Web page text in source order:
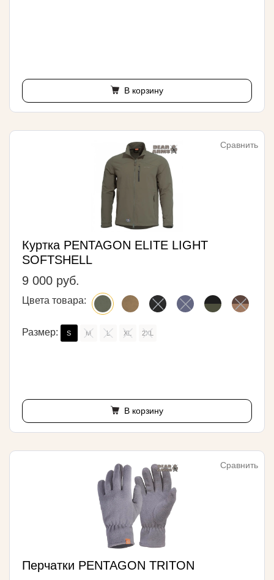
В корзину
Сравнить
Куртка PENTAGON ELITE LIGHT
SOFTSHELL
9 000 руб.
Цвета товара:
Размер: S M L XL 2XL
В корзину
Сравнить
Перчатки PENTAGON TRITON